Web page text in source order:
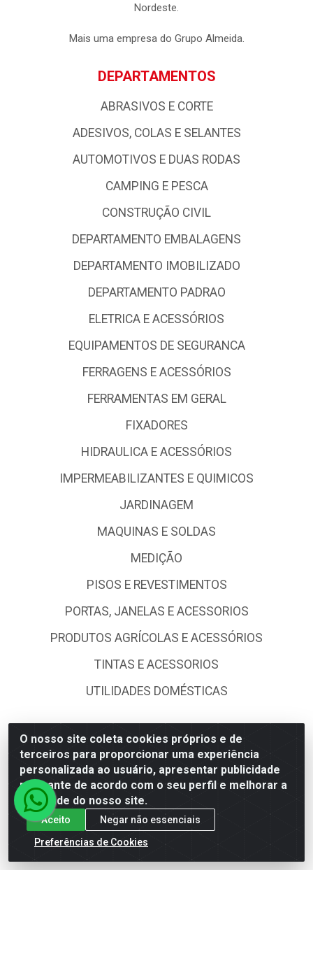
O nosso site coleta cookies próprios e de
terceiros para proporcionar uma experiência
personalizada ao usuário, apresentar publicidade
relevante de acordo com o seu perfil e melhorar a
qualidade do nosso site.
Aceito
Negar não essenciais
Preferências de Cookies
Nordeste.
Mais uma empresa do Grupo Almeida.
DEPARTAMENTOS
ABRASIVOS E CORTE
ADESIVOS, COLAS E SELANTES
AUTOMOTIVOS E DUAS RODAS
CAMPING E PESCA
CONSTRUÇÃO CIVIL
DEPARTAMENTO EMBALAGENS
DEPARTAMENTO IMOBILIZADO
DEPARTAMENTO PADRAO
ELETRICA E ACESSÓRIOS
EQUIPAMENTOS DE SEGURANCA
FERRAGENS E ACESSÓRIOS
FERRAMENTAS EM GERAL
FIXADORES
HIDRAULICA E ACESSÓRIOS
IMPERMEABILIZANTES E QUIMICOS
JARDINAGEM
MAQUINAS E SOLDAS
MEDIÇÃO
PISOS E REVESTIMENTOS
PORTAS, JANELAS E ACESSORIOS
PRODUTOS AGRÍCOLAS E ACESSÓRIOS
TINTAS E ACESSORIOS
UTILIDADES DOMÉSTICAS
FALE CONOSCO
(83) 3361-2959
(83) 3361-2959
comercial@dantasdistribuidora.com.br
dantasdistribuidoraoficial
dantasdistribuidoraltda